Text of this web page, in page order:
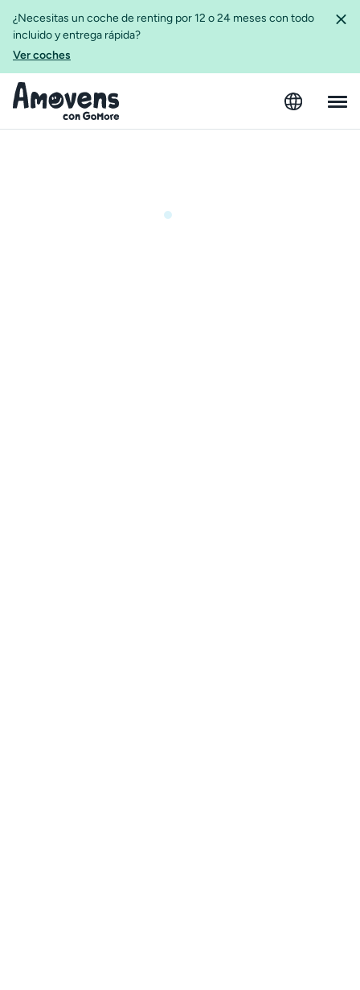
¿Necesitas un coche de renting por 12 o 24 meses con todo
incluido y entrega rápida?
Ver coches